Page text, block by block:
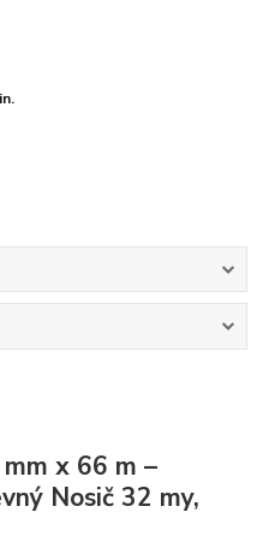
x 66 m –
Nosič 32 my,